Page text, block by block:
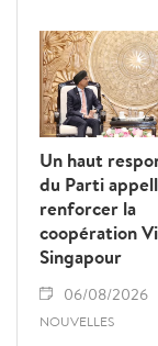
Un haut
du Parti
renforcer la
coopération
Singapour
06/08/2026
NOUVELLES